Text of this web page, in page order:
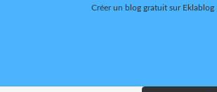
Créer un blog gratuit sur Eklablog